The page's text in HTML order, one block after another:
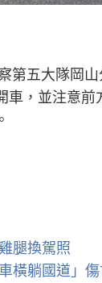
第五大隊岡
車，並注意前
腿換駕照
橫躺國道」